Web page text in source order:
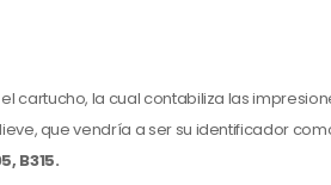
cartucho, la cual contabiliza las
que vendría a ser su identificador
B315.